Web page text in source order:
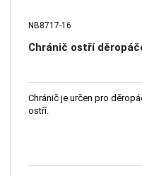
NB8717-16
Chránič ostří
Chránič je určen pro
ostří.